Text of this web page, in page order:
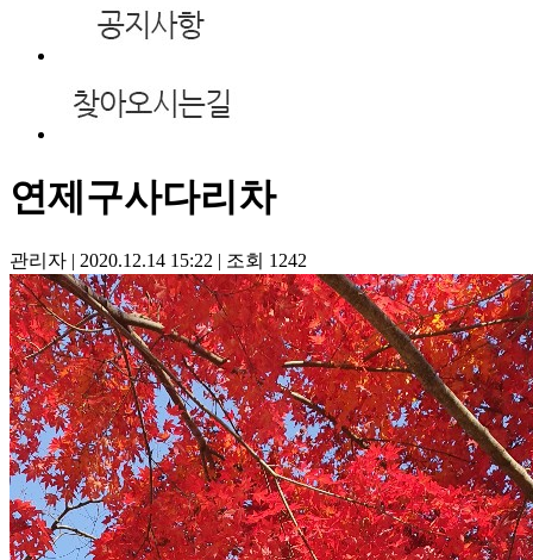
연제구사다리차
관리자 | 2020.12.14 15:22 | 조회 1242